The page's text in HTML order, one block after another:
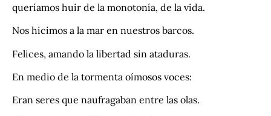
queríamos huir de la monotonía, de la vida.
Nos hicimos a la mar en nuestros barcos.
Felices, amando la libertad sin ataduras.
En medio de la tormenta oímosos voces:
Eran seres que naufragaban entre las olas.